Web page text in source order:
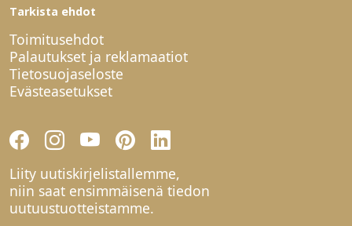
Tarkista ehdot
Toimitusehdot
Palautukset ja reklamaatiot
Tietosuojaseloste
Evästeasetukset
Liity uutiskirjelistallemme,
niin saat ensimmäisenä tiedon
uutuustuotteistamme.